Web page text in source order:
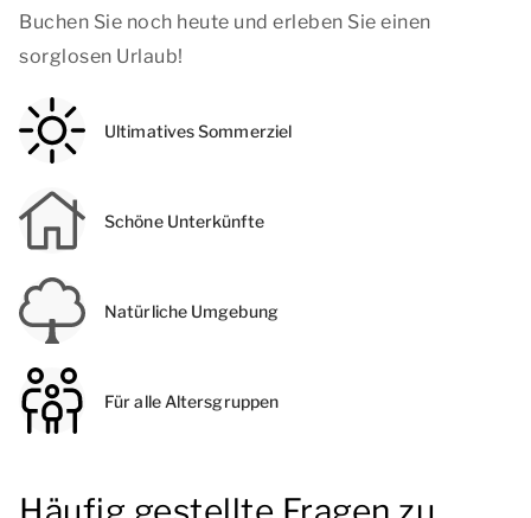
Buchen Sie noch heute und erleben Sie einen
sorglosen Urlaub!
Ultimatives Sommerziel
Schöne Unterkünfte
Natürliche Umgebung
Für alle Altersgruppen